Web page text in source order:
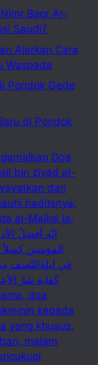
Baqr Al-
Saudi?
Ajarkan Cara
Waspada
Pondok Gede
di Pondok
Doa
bin ziyad al-
dari
haditsnya.
al-Majlisi ia:
إنّه أفضلُ
المؤمنين
في ليلةالنّصف
كفاية شرّ
kepada
yang khusus,
malam